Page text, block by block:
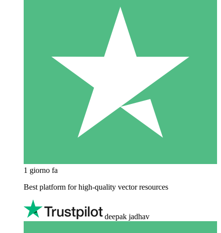
1 giorno fa
Best platform for high-quality vector resources
deepak jadhav